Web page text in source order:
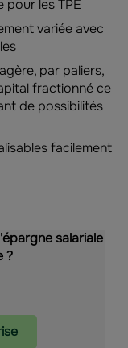
pour les TPE
variée avec
par paliers,
fractionné ce
de possibilités
facilement
salariale
?